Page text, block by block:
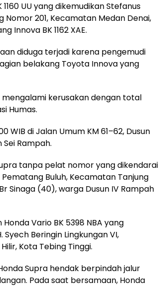
UU yang dikemudikan Stefanus
201, Kecamatan Medan Denai,
Innova BK 1162 XAE.
diduga terjadi karena pengemudi
belakang Toyota Innova yang
kerusakan dengan total
Humas.
di Jalan Umum KM 61–62, Dusun
Rampah.
tanpa pelat nomor yang dikendarai
Buluh, Kecamatan Tanjung
Sinaga (40), warga Dusun IV Rampah
Vario BK 5398 NBA yang
Beringin Lingkungan VI,
Kota Tebing Tinggi.
Supra hendak berpindah jalur
Pada saat bersamaan, Honda